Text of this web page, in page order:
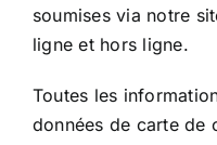
soumises via notre
ligne et hors ligne.
Toutes les
données de carte de